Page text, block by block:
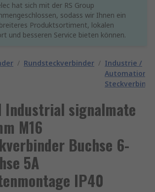
hat sich mit der RS Group
sodass wir Ihnen ein
Produktsortiment, lokalen
und besseren Service bieten können.
/ Rundsteckverbinder / Industrie /
Automation
Industrial signalmate
M16
Buchse 6-
5A
IP40